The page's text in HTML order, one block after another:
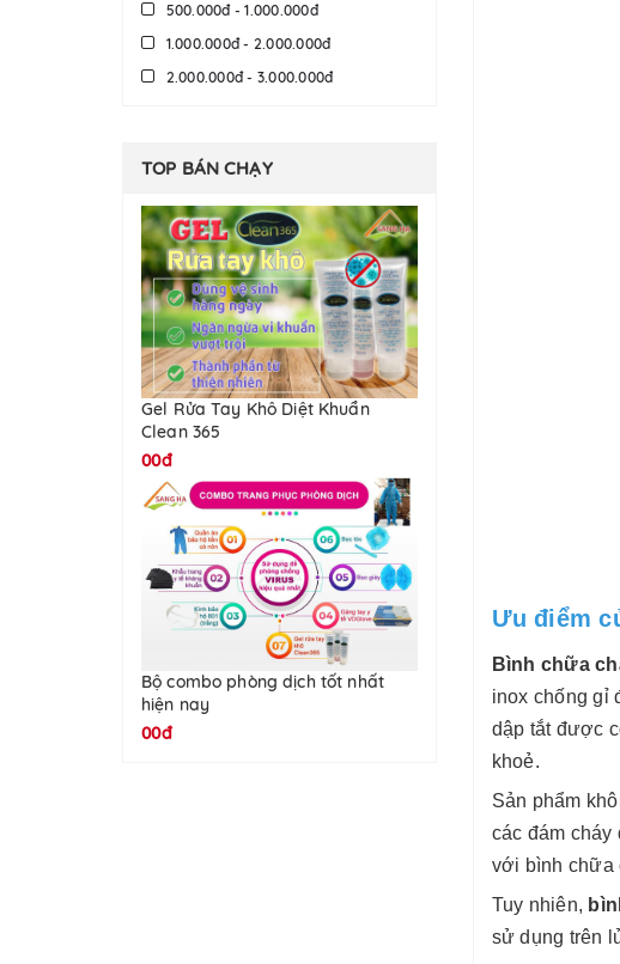
Ưu điểm
Bình chữa
inox chống gỉ
dập tắt được
khoẻ.
Sản phẩm
các đám
với bình
Tuy nhiên,
sử dụng trên
500.000đ - 1.000.000đ
1.000.000đ - 2.000.000đ
2.000.000đ - 3.000.000đ
Giá trên 10.000.000đ
TOP BÁN CHẠY
Gel Rửa Tay Khô Diệt Khuẩn
Clean 365
00đ
Bộ combo phòng dịch tốt nhất
hiện nay
00đ